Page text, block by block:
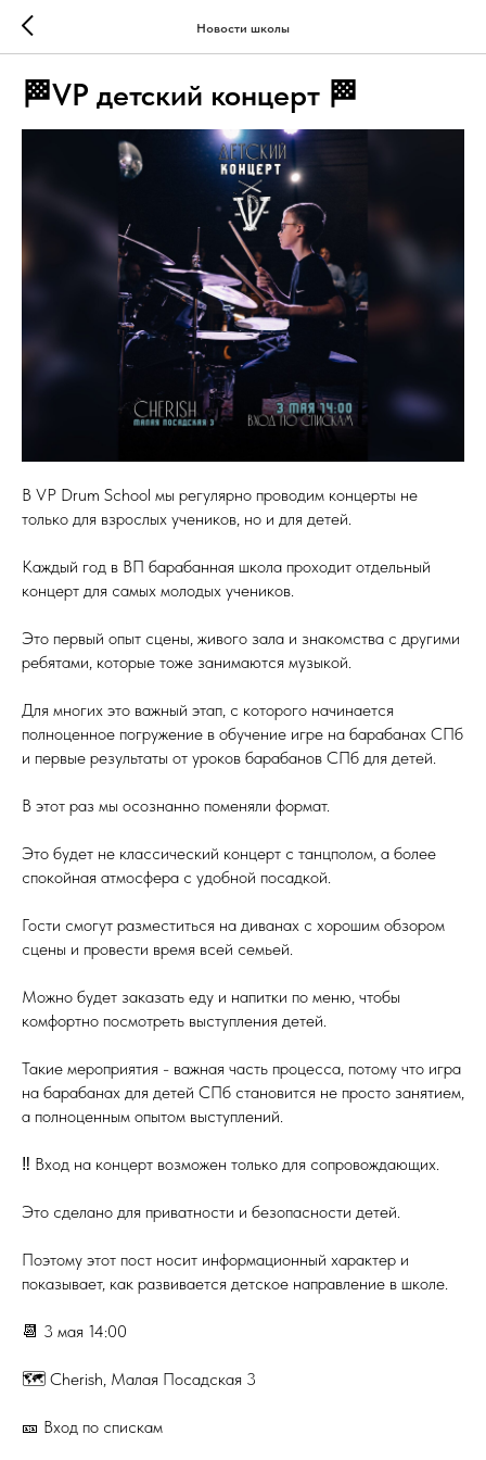
Новости школы
🏁VP детский концерт 🏁
В VP Drum School мы регулярно проводим концерты не
только для взрослых учеников, но и для детей.
Каждый год в ВП барабанная школа проходит отдельный
концерт для самых молодых учеников.
Это первый опыт сцены, живого зала и знакомства с другими
ребятами, которые тоже занимаются музыкой.
Для многих это важный этап, с которого начинается
полноценное погружение в обучение игре на барабанах СПб
и первые результаты от уроков барабанов СПб для детей.
В этот раз мы осознанно поменяли формат.
Это будет не классический концерт с танцполом, а более
спокойная атмосфера с удобной посадкой.
Гости смогут разместиться на диванах с хорошим обзором
сцены и провести время всей семьей.
Можно будет заказать еду и напитки по меню, чтобы
комфортно посмотреть выступления детей.
Такие мероприятия - важная часть процесса, потому что игра
на барабанах для детей СПб становится не просто занятием,
а полноценным опытом выступлений.
‼️ Вход на концерт возможен только для сопровождающих.
Это сделано для приватности и безопасности детей.
Поэтому этот пост носит информационный характер и
показывает, как развивается детское направление в школе.
📆 3 мая 14:00
🗺️ Cherish, Малая Посадская 3
🎫 Вход по спискам